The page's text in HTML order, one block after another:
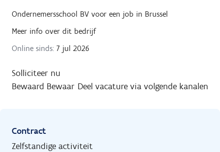
r
Ondernemersschool BV voor een job in Brussel
Meer info over dit bedrijf
Online sinds: 7 jul 2026
Solliciteer nu
Bewaard Bewaar Deel vacature via volgende kanalen
Contract
Zelfstandige activiteit